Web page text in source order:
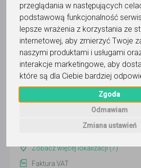
przeglądania w następujących
podstawową funkcjonalność
lepsze wrażenia z korzystania ze
internetowej, aby zmierzyć Twoje
naszymi produktami i usługami
interakcje marketingowe, aby
które są dla Ciebie bardziej
Zgoda
Odmawiam
Zmiana ustawień
Jacek Kaganek
Wyślij wiadomość
Ostatnia aktywność:
5 dni temu
Pokaż
Zobacz więcej lokalizacji (7)
Faktura VAT